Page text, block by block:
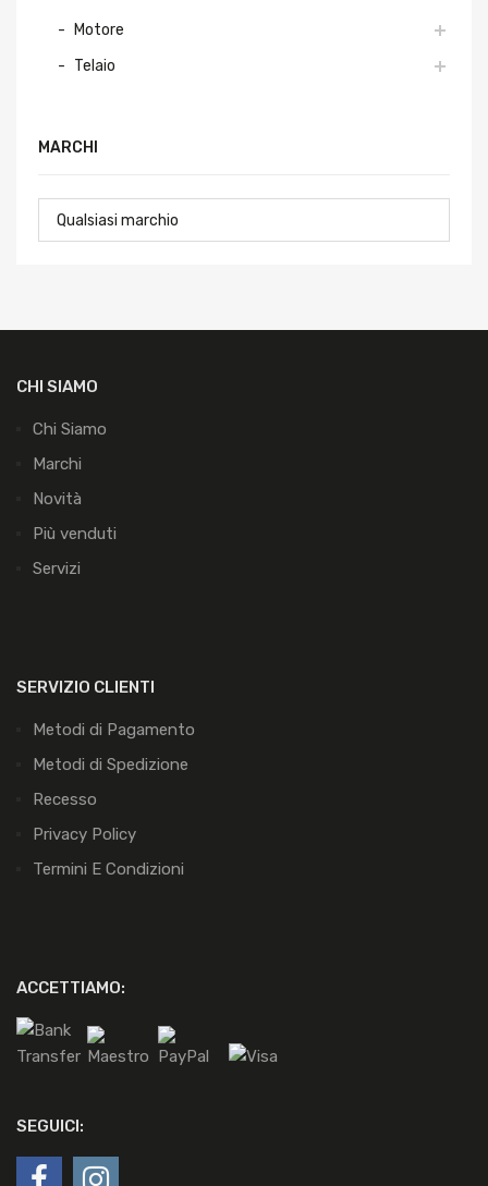
Motore
Telaio
MARCHI
CHI SIAMO
Chi Siamo
Marchi
Novità
Più venduti
Servizi
SERVIZIO CLIENTI
Metodi di Pagamento
Metodi di Spedizione
Recesso
Privacy Policy
Termini E Condizioni
ACCETTIAMO:
SEGUICI: